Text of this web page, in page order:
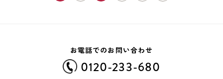
お電話でのお問い合わせ
0120-233-680